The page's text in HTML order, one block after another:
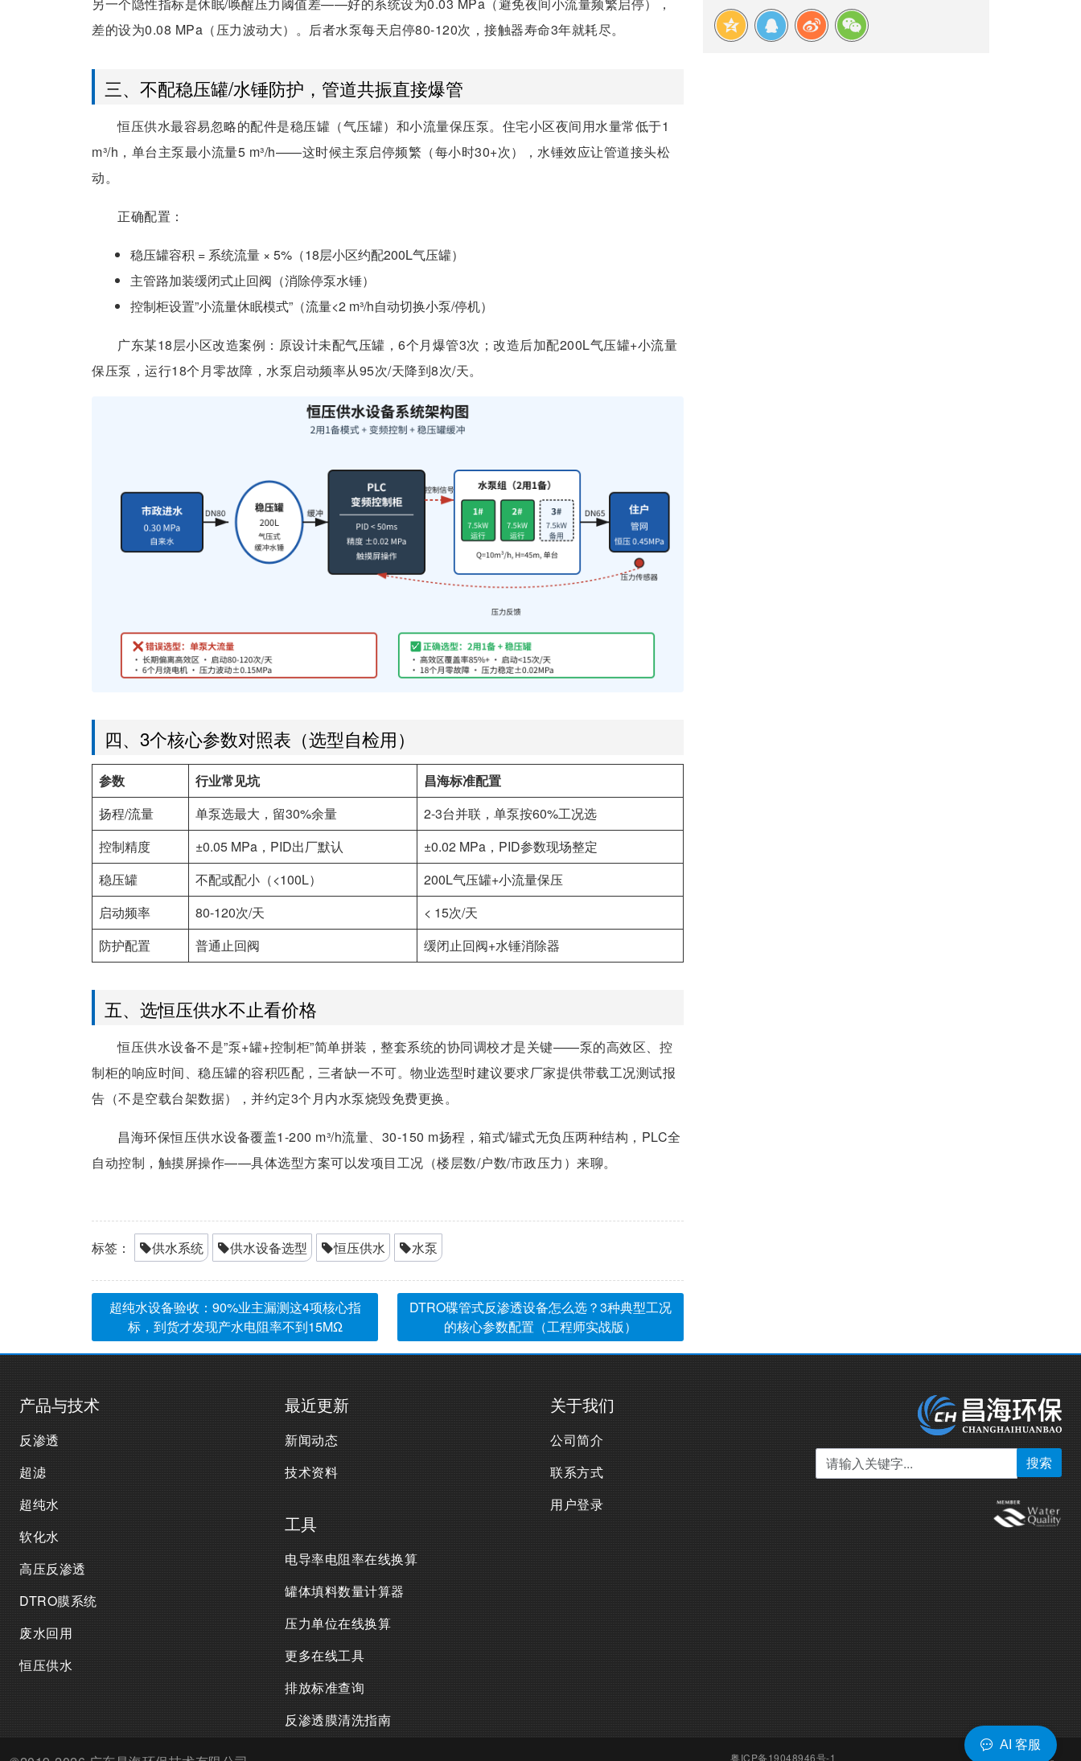
差的设为0.08 MPa（压力波动大）。后者水泵每天启停80-120次，接触器寿命3年就耗尽。
三、不配稳压罐/水锤防护，管道共振直接爆管
恒压供水最容易忽略的配件是稳压罐（气压罐）和小流量保压泵。住宅小区夜间用水量常低于1
m³/h，单台主泵最小流量5 m³/h——这时候主泵启停频繁（每小时30+次），水锤效应让管道接头松
动。
正确配置：
稳压罐容积 = 系统流量 × 5%（18层小区约配200L气压罐）
主管路加装缓闭式止回阀（消除停泵水锤）
控制柜设置”小流量休眠模式”（流量<2 m³/h自动切换小泵/停机）
广东某18层小区改造案例：原设计未配气压罐，6个月爆管3次；改造后加配200L气压罐+小流量
保压泵，运行18个月零故障，水泵启动频率从95次/天降到8次/天。
四、3个核心参数对照表（选型自检用）
参数 行业常见坑
昌海标准配置
扬程/流量
单泵选最大，留30%余量
2-3台并联，单泵按60%工况选
控制精度
±0.05 MPa，PID出厂默认
±0.02 MPa，PID参数现场整定
稳压罐
不配或配小（<100L）
200L气压罐+小流量保压
启动频率
80-120次/天
< 15次/天
防护配置
普通止回阀 缓闭止回阀+水锤消除器
五、选恒压供水不止看价格
恒压供水设备不是”泵+罐+控制柜”简单拼装，整套系统的协同调校才是关键——泵的高效区、控
制柜的响应时间、稳压罐的容积匹配，三者缺一不可。物业选型时建议要求厂家提供带载工况测试报
告（不是空载台架数据），并约定3个月内水泵烧毁免费更换。
昌海环保恒压供水设备覆盖1-200 m³/h流量、30-150 m扬程，箱式/罐式无负压两种结构，PLC全
自动控制，触摸屏操作——具体选型方案可以发项目工况（楼层数/户数/市政压力）来聊。
标签： 供水系统 供水设备选型 恒压供水 水泵
超纯水设备验收：90%业主漏测这4项核心指
标，到货才发现产水电阻率不到15MΩ
DTRO碟管式反渗透设备怎么选？3种典型工况
的核心参数配置（工程师实战版）
产品与技术
反渗透
超滤
超纯水
软化水
高压反渗透
DTRO膜系统
废水回用
恒压供水
最近更新
新闻动态
技术资料
工具
电导率电阻率在线换算
罐体填料数量计算器
压力单位在线换算
更多在线工具
排放标准查询
反渗透膜清洗指南
关于我们
公司简介
联系方式
用户登录
搜索
粤ICP备19048946号-1
AI 客服